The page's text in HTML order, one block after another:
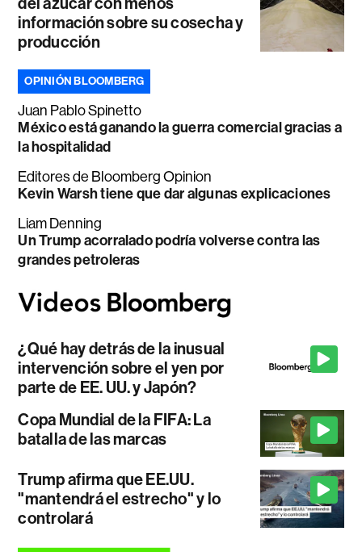
información sobre su cosecha y
producción
OPINIÓN BLOOMBERG
Juan Pablo Spinetto
México está ganando la guerra comercial gracias a
la hospitalidad
Editores de Bloomberg Opinion
Kevin Warsh tiene que dar algunas explicaciones
Liam Denning
Un Trump acorralado podría volverse contra las
grandes petroleras
¿Qué hay detrás de la inusual
intervención sobre el yen por
parte de EE. UU. y Japón?
Copa Mundial de la FIFA: La
batalla de las marcas
Trump afirma que EE.UU.
"mantendrá el estrecho" y lo
controlará